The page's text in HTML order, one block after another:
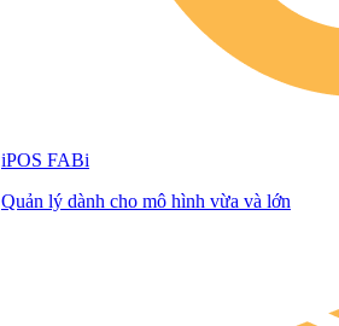
iPOS FABi
Quản lý dành cho mô hình vừa và lớn